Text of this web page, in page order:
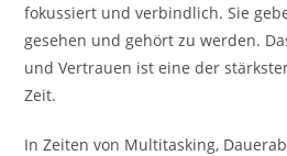
fokussiert und verbindlich. Sie
gesehen und gehört zu werden.
und Vertrauen ist eine der
Zeit.
In Zeiten von Multitasking,